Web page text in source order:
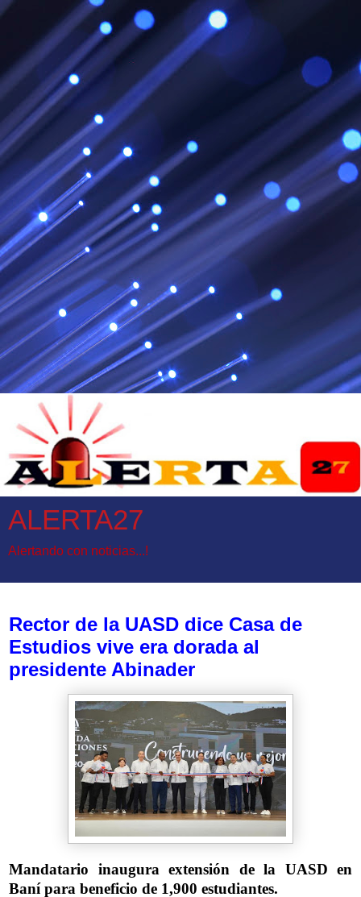
ALERTA27
Alertando con noticias...!
Rector de la UASD dice Casa de
Estudios vive era dorada al
presidente Abinader
Mandatario inaugura extensión de la UASD en
Baní para beneficio de 1,900 estudiantes.